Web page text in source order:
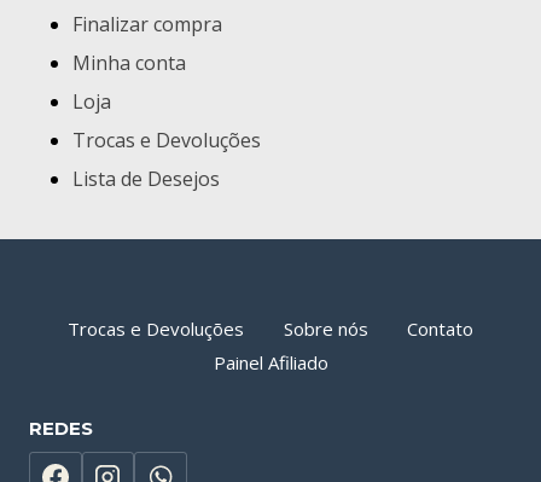
Finalizar compra
Minha conta
Loja
Trocas e Devoluções
Lista de Desejos
Trocas e Devoluções Sobre nós
Contato
Painel Afiliado
REDES